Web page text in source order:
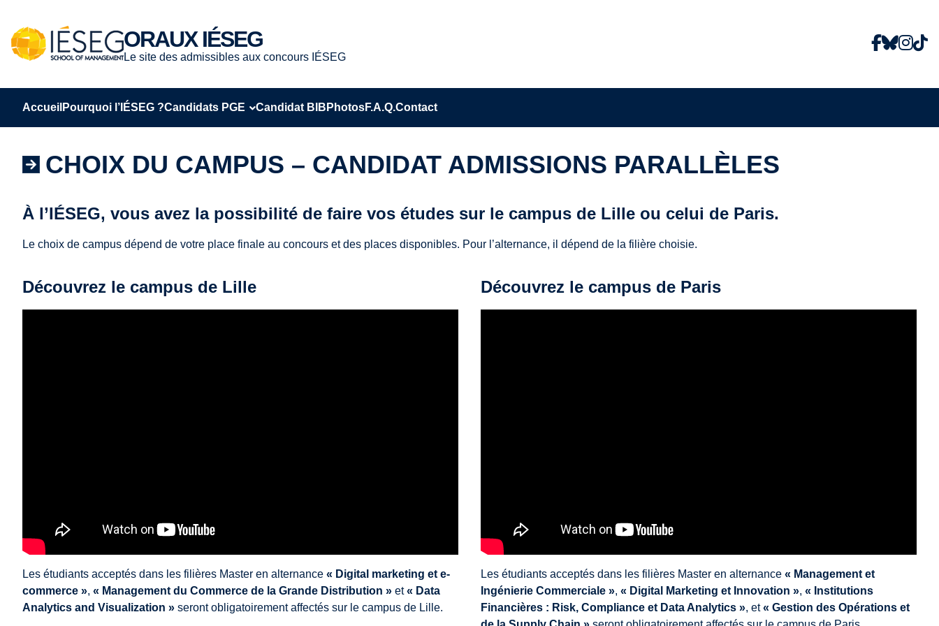
contenu
ORAUX IÉSEG
Le site des admissibles aux concours IÉSEG
Facebook
Bluesky
Accueil Pourquoi l’IÉSEG ?Candidats PGE Candidat BIB PhotosF.A.Q.Contact
CHOIX DU CAMPUS – CANDIDAT ADMISSIONS PARALLÈLES
À l’IÉSEG, vous avez la possibilité de faire vos études sur le campus de Lille ou celui de Paris.
Le choix de campus dépend de votre place finale au concours et des places disponibles. Pour l’alternance, il dépend de la filière choisie.
Découvrez le campus de Lille
Les étudiants acceptés dans les filières Master en alternance « Digital marketing et e-
commerce », « Management du Commerce de la Grande Distribution » et« Data
Analytics and Visualization » seront obligatoirement affectés sur le campus de Lille.
Découvrez le campus de Paris
Les étudiants acceptés dans les filières Master en alternance « Management et
Ingénierie Commerciale », « Digital Marketing et Innovation », « Institutions
Financières : Risk, Compliance et Data Analytics », et« Gestion des Opérations et